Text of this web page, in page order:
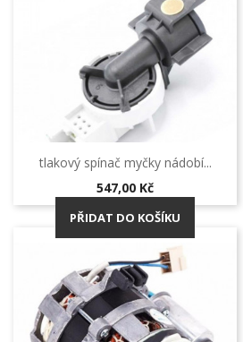
tlakový spínač myčky nádobí...
Cena
547,00 Kč
PŘIDAT DO KOŠÍKU